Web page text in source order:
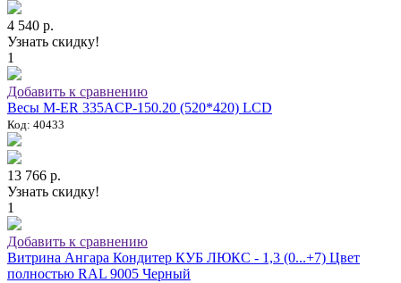
4 540 р.
Узнать скидку!
1
Добавить к сравнению
Весы M-ER 335ACP-150.20 (520*420) LCD
Код: 40433
13 766 р.
Узнать скидку!
1
Добавить к сравнению
Витрина Ангара Кондитер КУБ ЛЮКС - 1,3 (0...+7) Цвет
полностью RAL 9005 Черный